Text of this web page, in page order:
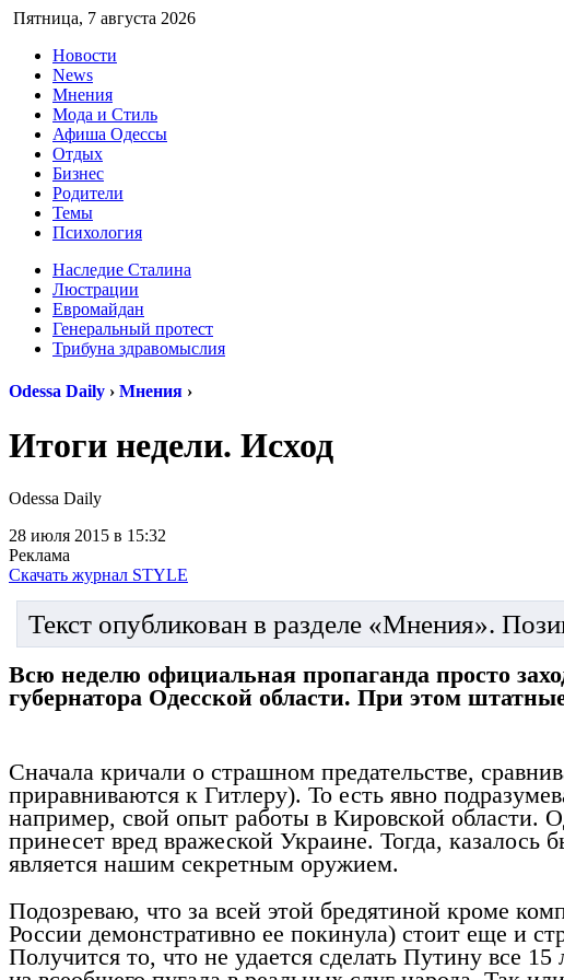
Пятница, 7 августа 2026
Новости
News
Мнения
Мода и Стиль
Афиша Одессы
Отдых
Бизнес
Родители
Темы
Психология
Наследие Сталина
Люстрации
Евромайдан
Генеральный протест
Трибуна здравомыслия
Odessa Daily › Мнения ›
Итоги недели. Исход
Odessa Daily
28 июля 2015 в 15:32
Реклама
Скачать журнал STYLE
Текст опубликован в разделе «Мнения».
Всю неделю официальная пропаганда просто
губернатора Одесской области. При этом
Сначала кричали о страшном предательстве,
приравниваются к Гитлеру). То есть явно
например, свой опыт работы в Кировской области.
принесет вред вражеской Украине. Тогда, казалось
является нашим секретным оружием.
Подозреваю, что за всей этой бредятиной кроме
России демонстративно ее покинула) стоит еще и
Получится то, что не удается сделать Путину все